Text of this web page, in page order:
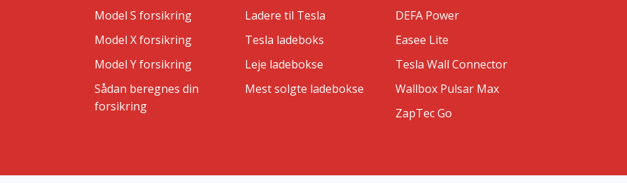
Model S forsikring
Model X forsikring
Model Y forsikring
Sådan beregnes din
forsikring
Ladere til Tesla
Tesla ladeboks
Leje ladebokse
Mest solgte ladebokse
DEFA Power
Easee Lite
Tesla Wall Connector
Wallbox Pulsar Max
ZapTec Go